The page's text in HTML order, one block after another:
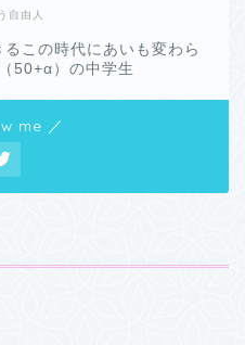
自由人
この時代にあいも変わら
50+α）の中学生
me ／